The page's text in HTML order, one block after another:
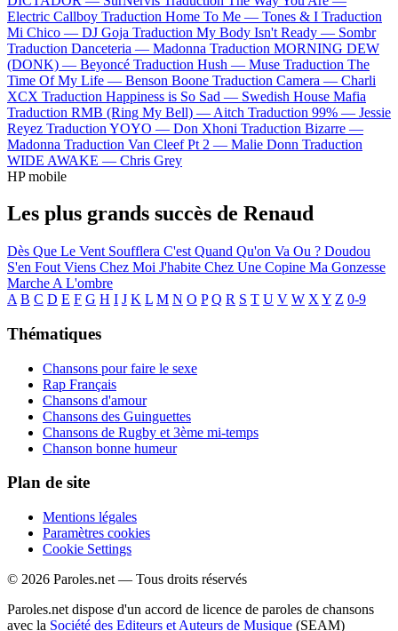
Electric Callboy Traduction Home To Me — Tones & I Traduction
Mi Chico — DJ Goja Traduction My Body Isn't Ready — Sombr
Traduction Danceteria — Madonna Traduction MORNING DEW
(DONK) — Beyoncé Traduction Hush — Muse Traduction The
Time Of My Life — Benson Boone Traduction Camera — Charli
XCX Traduction Happiness is So Sad — Swedish House Mafia
Traduction RMB (Ring My Bell) — Aitch Traduction 99% — Jessie
Reyez Traduction YOYO — Don Xhoni Traduction Bizarre —
Madonna Traduction Van Cleef Pt 2 — Malie Donn Traduction
WIDE AWAKE — Chris Grey
HP mobile
Les plus grands succès de Renaud
Dès Que Le Vent Soufflera C'est Quand Qu'on Va Ou ? Doudou
S'en Fout Viens Chez Moi J'habite Chez Une Copine Ma Gonzesse
Marche A L'ombre
A B C D E F G H I J K L M N O P Q R S T U V W X Y Z 0-9
Thématiques
Chansons pour faire le sexe
Rap Français
Chansons d'amour
Chansons des Guinguettes
Chansons de Rugby et 3ème mi-temps
Chanson bonne humeur
Plan de site
Mentions légales
Paramètres cookies
Cookie Settings
© 2026 Paroles.net — Tous droits réservés
Paroles.net dispose d'un accord de licence de paroles de chansons
avec la Société des Editeurs et Auteurs de Musique (SEAM)